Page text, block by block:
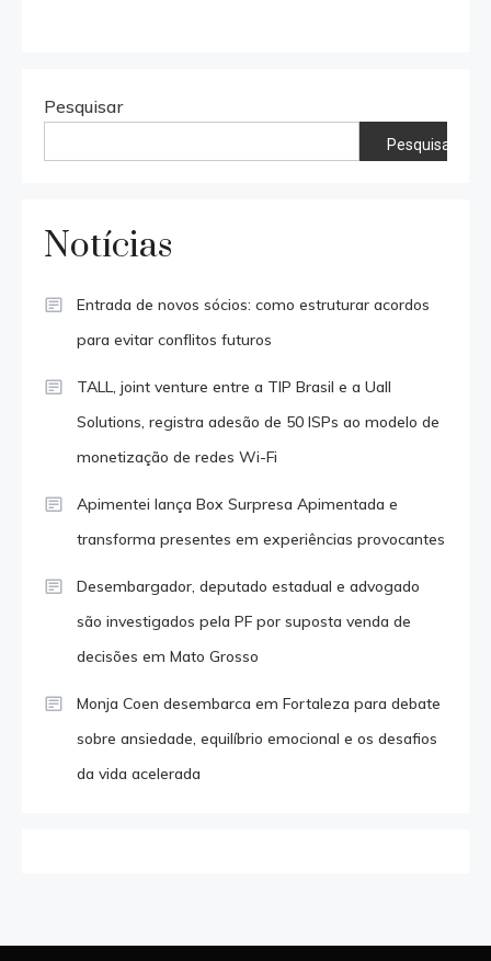
Pesquisar
Pesquisar
Notícias
Entrada de novos sócios: como estruturar acordos
para evitar conflitos futuros
TALL, joint venture entre a TIP Brasil e a Uall
Solutions, registra adesão de 50 ISPs ao modelo de
monetização de redes Wi-Fi
Apimentei lança Box Surpresa Apimentada e
transforma presentes em experiências provocantes
Desembargador, deputado estadual e advogado
são investigados pela PF por suposta venda de
decisões em Mato Grosso
Monja Coen desembarca em Fortaleza para debate
sobre ansiedade, equilíbrio emocional e os desafios
da vida acelerada